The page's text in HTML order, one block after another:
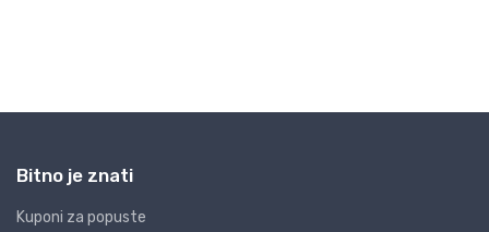
Bitno je znati
Kuponi za popuste